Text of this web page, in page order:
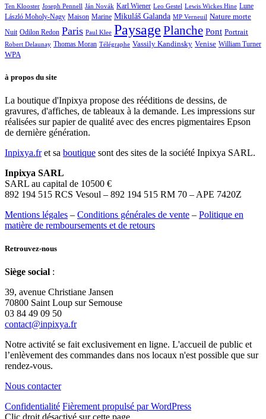
Ten Klooster Joseph Pennell Ján Novák Karl Wiener Leo Gestel Lewis Wickes Hine Lune
László Moholy-Nagy Maison Marine Mikuláš Galanda MP Verneuil Nature morte
Nuit Odilon Redon Paris Paul Klee Paysage Planche Pont Portrait
Robert Delaunay Thomas Moran Télégraphe Vassily Kandinsky Venise William Turner
WPA
à propos du site
La boutique d'Inpixya propose des rééditions de dessins, de
gravures, d'affiches, de tableaux à la demande. Les impressions sur
réalisées sur papier de qualité avec des encres pigmentaires Epson
de dernière génération.
Inpixya.fret sa boutique sont des sites de la société Inpixya SARL.
Inpixya SARL
SARL au capital de 10500 €
892 194 515 RCS Vesoul – 892 194 515 RM 70 – APE 7420Z
Mentions légales – Conditions générales de vente – Politique en
matière de remboursements et de retours
Retrouvez-nous
Siège social :
39, avenue Christiane Jansen
70800 Saint Loup sur Semouse
03 84 49 09 50
contact@inpixya.fr
Notre activité se fait exclusivement en ligne. L'accueil de public et
l’enlèvement des commandes dans nos locaux n'est possible que sur
rendez-vous.
Nous contacter
Confidentialité Fièrement propulsé par WordPress